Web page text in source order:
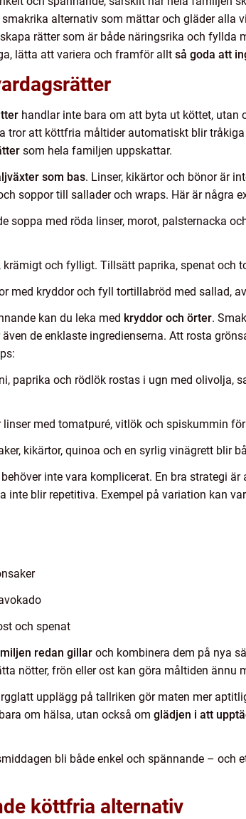
alternativ som mättar och gläder alla
rätter som är både näringsrika och fyllda
lätta att variera och framför allt så goda att
handlar inte bara om att byta ut köttet, utan
tror att köttfria måltider automatiskt blir
som hela familjen uppskattar.
som bas. Linser, kikärtor och bönor är
soppor till sallader och wraps. Här är några
soppa med röda linser, morot, palsternacka
krämigt och fylligt. Tillsätt paprika, spenat och
med kryddor och fyll tortillabröd med sallad,
kan du leka med kryddor och örter.
de enklaste ingredienserna. Att rosta
paprika och rödlök rostas i ugn med olivolja,
linser med tomatpuré, vitlök och spiskummin
kikärtor, quinoa och en syrlig vinägrett blir
inte vara komplicerat. En bra strategi är
inte blir repetitiva. Exempel på variation kan
och spenat
redan gillar och kombinera dem på nya
nötter, frön eller ost kan göra måltiden ännu
upplägg på tallriken gör maten mer
om hälsa, utan också om glädjen i att
bli både enkel och spännande –
köttfria alternativ